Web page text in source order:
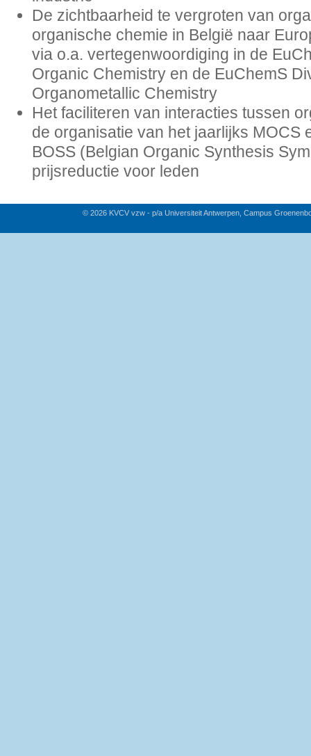
De zichtbaarheid te vergroten van
organische chemie in België naar
via o.a. vertegenwoordiging in de
Organic Chemistry en de EuChemS
Organometallic Chemistry
Het faciliteren van interacties tussen
de organisatie van het jaarlijks MOCS
BOSS (Belgian Organic Synthesis
prijsreductie voor leden
© 2026 KVCV vzw - p/a Universiteit Antwerpen, Campus